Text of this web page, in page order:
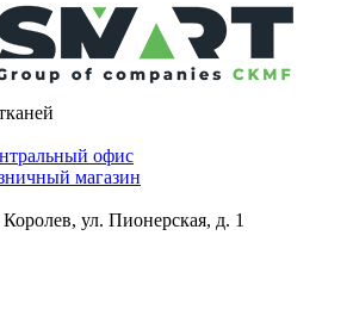
офис
магазин
ул. Пионерская, д. 1